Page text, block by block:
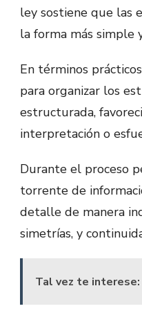
ley sostiene que las
la forma más simple
En términos
para organizar los
estructurada,
interpretación o
Durante el proceso
torrente de
detalle de manera
simetrías, y
Tal vez te interese: